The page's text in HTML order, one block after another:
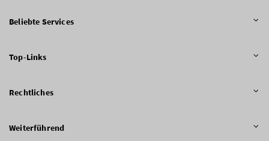
Beliebte Services
Top-Links
Rechtliches
Weiterführend